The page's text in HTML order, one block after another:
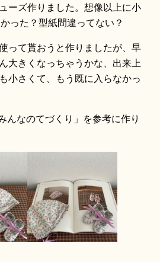
ーズ作りました。想像以上に小
った？型紙間違ってない？
って貰おうと作りましたが、早
大きくなっちゃうかな、出来上
小さくて、もう既に入らなかっ
んなのてづくり」を参考に作り